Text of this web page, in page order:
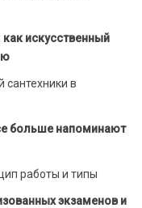
искусственный
сантехники в
больше напоминают
работы и типы
экзаменов и